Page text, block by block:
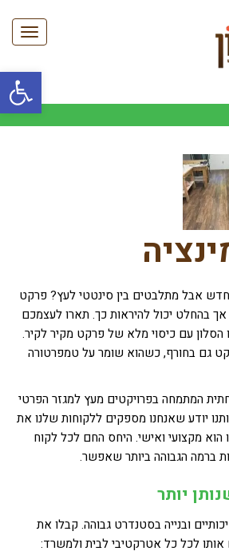
פתח
אבל מתלבטים בין סינטטי לעץ? פרקט
אך בהחלט יכול להיראות כך. תארו לעצמכם
עם כיסוי מלא של פרקט מקיר לקיר.
גם בחורף, כשהוא שומר על טמפרטורה
המתמחה בפרויקטים מעץ למגזר הפרטי
יודע שאנחנו מספקים ללקוחות שלנו את
הוא מקצועי ואישי. היחס החם לכל לקוח
ברמה הגבוהה ביותר שאפשר.
יותר
ובנייה בסטנדרט גבוהה. קבלו את
אותו לכל כל אטרקטיבי לבית ולמשרד: